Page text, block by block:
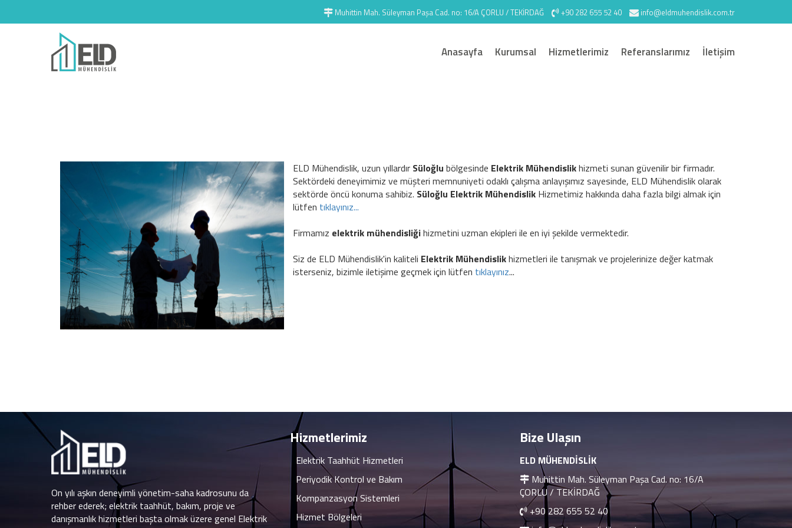
Muhittin Mah. Süleyman Paşa Cad. no: 16/A ÇORLU / TEKİRDAĞ +90 282 655 52 40 info@eldmuhendislik.com.tr
Anasayfa Kurumsal Hizmetlerimiz Referanslarımız İletişim
ELD Mühendislik, uzun yıllardır Süloğlu bölgesinde Elektrik Mühendislikhizmeti sunan güvenilir bir firmadır.
Sektördeki deneyimimiz ve müşteri memnuniyeti odaklı çalışma anlayışımız sayesinde, ELD Mühendislik olarak
sektörde öncü konuma sahibiz. Süloğlu Elektrik Mühendislik Hizmetimiz hakkında daha fazla bilgi almak için
lütfen tıklayınız...
Firmamız elektrik mühendisliğihizmetini uzman ekipleri ile en iyi şekilde vermektedir.
Siz de ELD Mühendislik'in kaliteli Elektrik Mühendislikhizmetleri ile tanışmak ve projelerinize değer katmak
isterseniz, bizimle iletişime geçmek için lütfen tıklayınız...
On yılı aşkın deneyimli yönetim-saha kadrosunu da
rehber ederek; elektrik taahhüt, bakım, proje ve
danışmanlık hizmetleri başta olmak üzere genel Elektrik
Hizmetlerimiz
Elektrik Taahhüt Hizmetleri
Periyodik Kontrol ve Bakım
Kompanzasyon Sistemleri
Hizmet Bölgeleri
Bize Ulaşın
ELD MÜHENDİSLİK
Muhittin Mah. Süleyman Paşa Cad. no: 16/A
ÇORLU / TEKİRDAĞ
+90 282 655 52 40